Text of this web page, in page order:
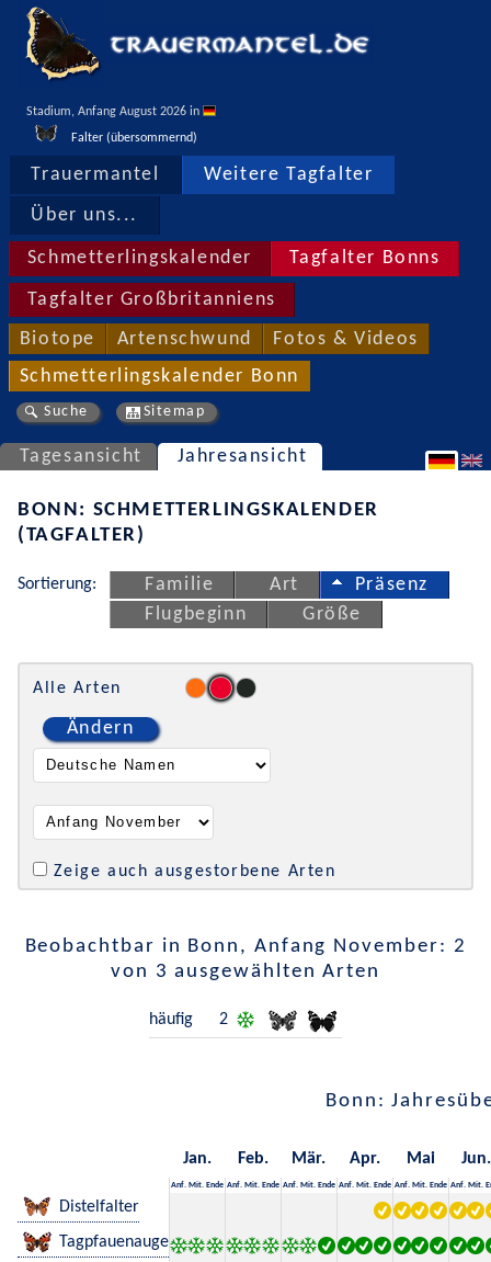
Stadium, Anfang August 2026 in
Falter (übersommernd)
Trauermantel Weitere Tagfalter
Über uns...
Schmetterlingskalender Tagfalter Bonns
Tagfalter Großbritanniens
Biotope Artenschwund Fotos & Videos
Schmetterlingskalender Bonn
Suche Sitemap
Tagesansicht Jahresansicht
BONN: SCHMETTERLINGSKALENDER
(TAGFALTER)
Sortierung: Familie Art
Präsenz
Flugbeginn
Größe
Alle Arten
Ändern
Zeige auch ausgestorbene Arten
Beobachtbar in Bonn, Anfang November: 2
von 3 ausgewählten Arten
häufig 2
Bonn:
Jan. Feb. Mär. Apr. Mai Jun.
Anf. Mit. Ende Anf. Mit. Ende Anf. Mit. Ende Anf. Mit. Ende Anf. Mit. Ende Anf. Mit.
Distelfalter
Tagpfauenauge